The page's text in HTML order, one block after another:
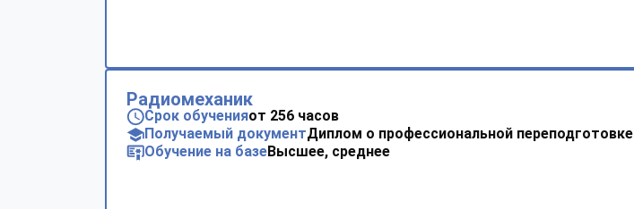
Радиомеханик
Срок обученияот 256 часов
Получаемый документДиплом о профессиональной переподготовке
Обучение на базеВысшее, среднее